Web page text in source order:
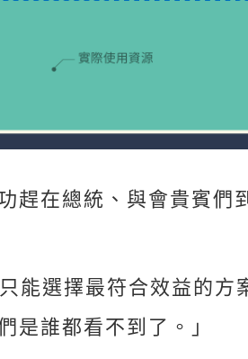
趕在總統、與會貴賓
能選擇最符合效益的
是誰都看不到了。」